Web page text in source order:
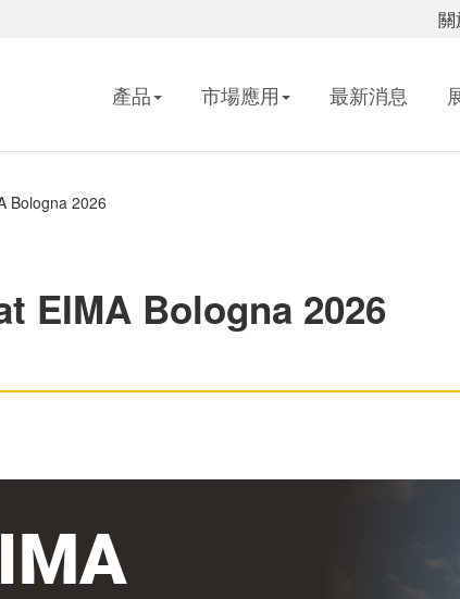
關
產品 市場應用 最新消息
Bologna 2026
EIMA Bologna 2026